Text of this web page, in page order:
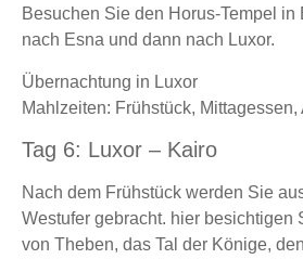
Besuchen Sie den Horus-Tempel in
nach Esna und dann nach Luxor.
Übernachtung in Luxor
Mahlzeiten: Frühstück, Mittagessen,
Tag 6: Luxor – Kairo
Nach dem Frühstück werden Sie
Westufer gebracht. hier besichtigen
von Theben, das Tal der Könige,